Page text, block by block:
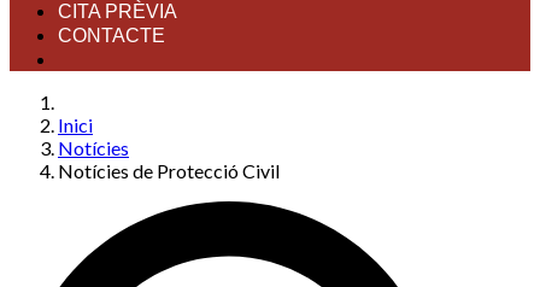
CITA PRÈVIA
CONTACTE
Inici
Notícies
Notícies de Protecció Civil